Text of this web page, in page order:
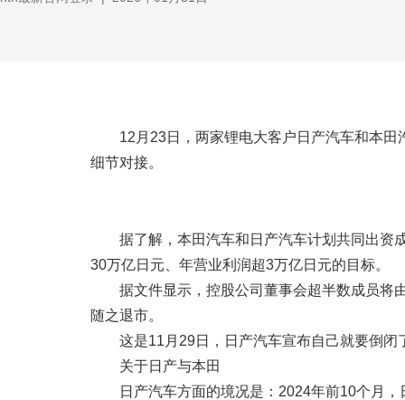
12月23日，两家锂电大客户日产汽车和本
细节对接。
据了解，本田汽车和日产汽车计划共同出资
30万亿日元、年营业利润超3万亿日元的目标。
据文件显示，控股公司董事会超半数成员将
随之退市。
这是11月29日，日产汽车宣布自己就要倒
关于日产与本田
日产汽车方面的境况是：2024年前10个月